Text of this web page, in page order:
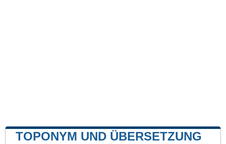
TOPONYM UND ÜBERSETZUNG